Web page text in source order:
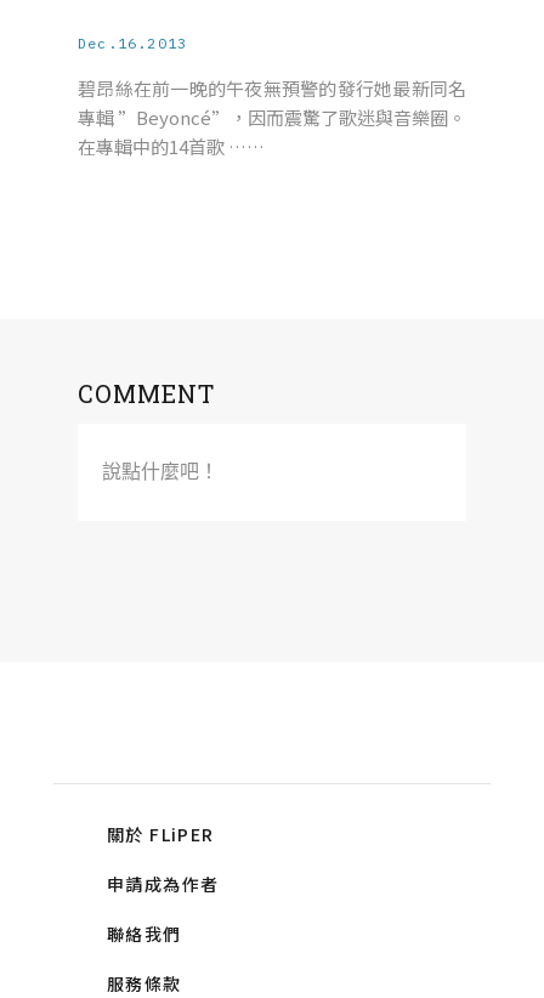
Dec.16.2013
碧昂絲在前一晚的午夜無預警的發行她最新同名
專輯 ”Beyoncé”，因而震驚了歌迷與音樂圈。
在專輯中的14首歌 ……
COMMENT
說點什麼吧！
關於 FLiPER
申請成為作者
聯絡我們
服務條款